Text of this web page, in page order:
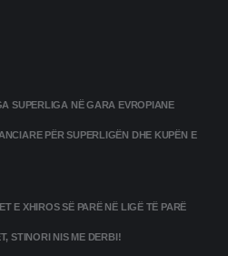
SUPERLIGA NË GARA EVROPIANE
PËR SUPERLIGËN DHE KUPËN E
E XHIROS SË PARË NË LIGË TË PARË
STINORI NIS ME DERBI!